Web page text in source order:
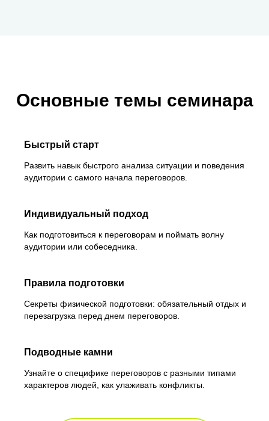
Основные темы семинара
Быстрый старт
Развить навык быстрого анализа ситуации и поведения
аудитории с самого начала переговоров.
Индивидуальный подход
Как подготовиться к переговорам и поймать волну
аудитории или собеседника.
Правила подготовки
Секреты физической подготовки: обязательный отдых и
перезагрузка перед днем переговоров.
Подводные камни
Узнайте о специфике переговоров с разными типами
характеров людей, как улаживать конфликты.